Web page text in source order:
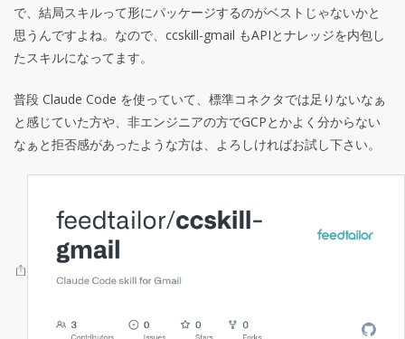
で、結局スキルって形にパッケージするのがベストじゃないかと
思うんですよね。なので、ccskill-gmail もAPIとナレッジを内包し
たスキルになってます。
普段 Claude Code を使っていて、標準コネクタでは足りないなぁ
と感じていた方や、非エンジニアの方でGCPとかよく分からない
なぁと拒否感があったような方は、よろしければお試し下さい。